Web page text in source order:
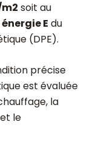
soit au
E du
(DPE).
précise
est évaluée
la
le